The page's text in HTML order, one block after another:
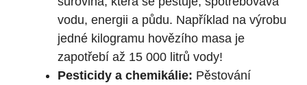
vodu, energii a půdu. Například na výrobu
jedné kilogramu hovězího masa je
zapotřebí až 15 000 litrů vody!
Pesticidy a chemikálie: Pěstování